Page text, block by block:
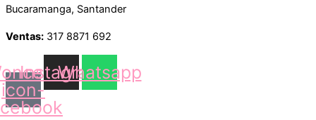
Bucaramanga, Santander
Ventas: 317 8871 692
icon-
Instagram
Whatsapp